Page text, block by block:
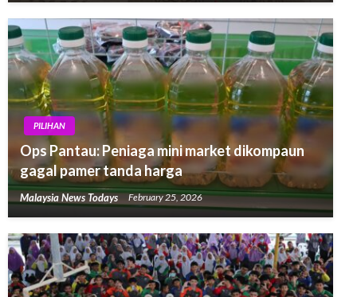
PILIHAN
Ops Pantau: Peniaga mini market dikompaun
gagal pamer tanda harga
Malaysia News Todays February 25, 2026